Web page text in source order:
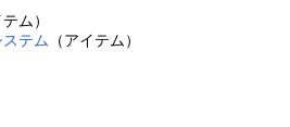
テム）
テム
（アイテム）